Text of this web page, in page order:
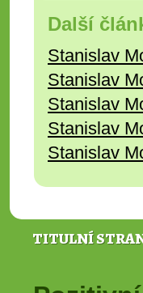
Další
Stanislav
Stanislav
Stanislav
Stanislav
Stanislav
TITULNÍ